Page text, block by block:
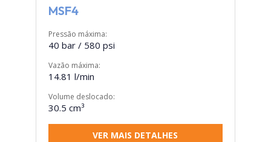
MSF4
Pressão máxima:
40 bar / 580 psi
Vazão máxima:
14.81 l/min
Volume deslocado:
30.5 cm³
VER MAIS DETALHES